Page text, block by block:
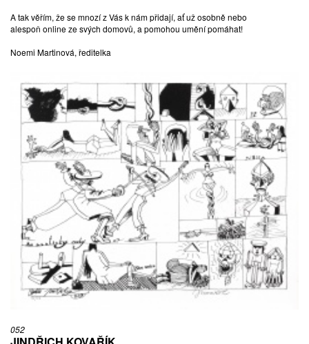
A tak věřím, že se mnozí z Vás k nám přidají, ať už osobně nebo
alespoň online ze svých domovů, a pomohou umění pomáhat!
Noemi Martinová, ředitelka
052